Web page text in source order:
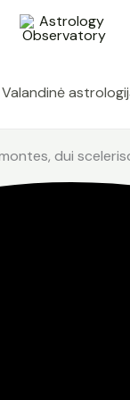
Valandinė
dui